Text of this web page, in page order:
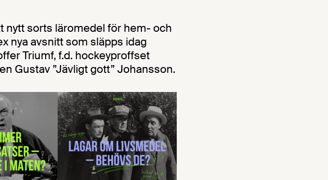
nytt sorts läromedel för hem- och
nya avsnitt som släpps idag
Triumf, f.d. hockeyproffset
Gustav ”Jävligt gott” Johansson.